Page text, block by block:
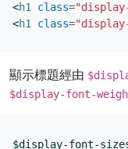
<h1 class=
<h1 class=
顯示標題經由
$display-font-
$display-font-